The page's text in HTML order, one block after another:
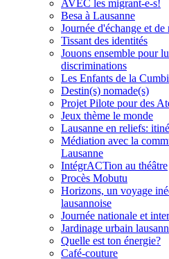
AVEC les migrant-e-s!
Besa à Lausanne
Journée d'échange et
Tissant des identités
Jouons ensemble pour
discriminations
Les Enfants de la
Destin(s) nomade(s)
Projet Pilote pour des
Jeux thème le monde
Lausanne en reliefs:
Médiation avec la
Lausanne
IntégrACTion au théâtre
Procès Mobutu
Horizons, un voyage
lausannoise
Journée nationale et
Jardinage urbain
Quelle est ton énergie?
Café-couture